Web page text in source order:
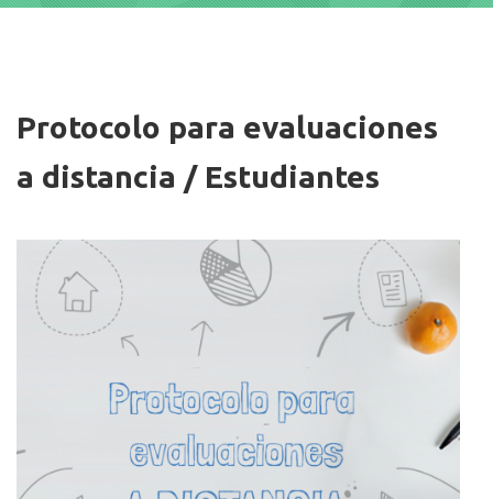
Protocolo para evaluaciones
a distancia / Estudiantes